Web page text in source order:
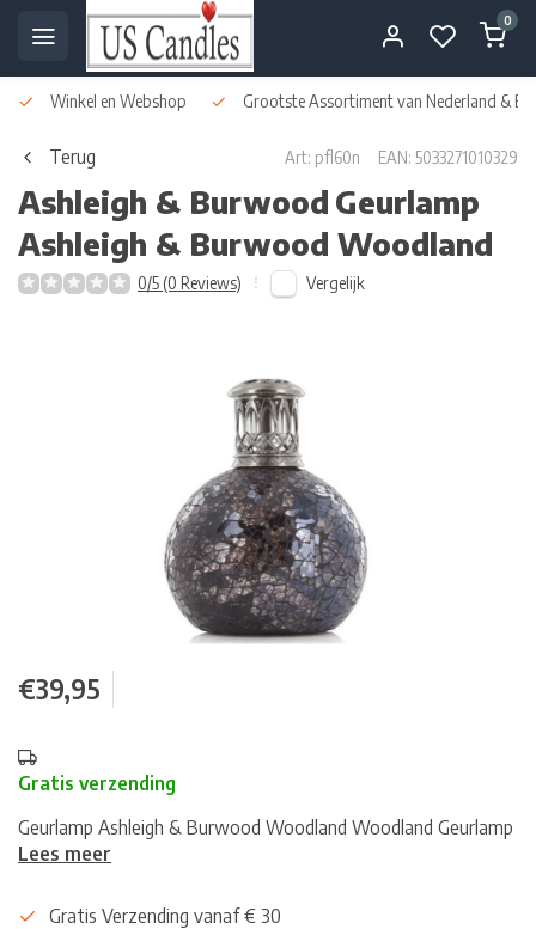
0
Winkel en Webshop Grootste Assortiment van Nederland &
Terug Art: pfl60n EAN: 5033271010329
Ashleigh & Burwood Geurlamp
Ashleigh & Burwood Woodland
0/5 (0 Reviews) Vergelijk
€39,95
Gratis verzending
Geurlamp Ashleigh & Burwood Woodland Woodland Geurlamp
Lees meer
Gratis Verzending vanaf € 30